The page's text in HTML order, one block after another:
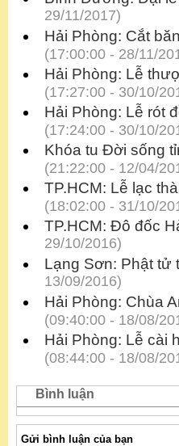
29/11/2017)
Hải Phòng: Cắt
(17:00:00 - 28/11/
Hải Phòng: Lễ
(17:27:00 - 30/10/
Hải Phòng: Lễ rót
(17:24:00 - 30/10/
Khóa tu Đời sống
(21:22:00 - 12/04/
TP.HCM: Lễ lạc
(18:02:00 - 31/10/
TP.HCM: Đô đốc
29/10/2016)
Lạng Sơn: Phật tử
13/09/2016)
Hải Phòng: Chùa
(09:40:00 - 18/08/
Hải Phòng: Lễ cài
(08:44:00 - 18/08/
Bình luận
Gửi bình luận của bạn